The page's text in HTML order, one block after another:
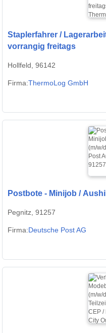
Staplerfahrer /
vorrangig freitags
Hollfeld, 96142
Firma:ThermoLog GmbH
Postbote - Minijob /
Pegnitz, 91257
Firma:Deutsche Post AG